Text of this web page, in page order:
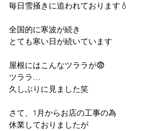
毎日雪掻きに追われております💧
全国的に寒波が続き
とても寒い日が続いています
屋根にはこんなツララが😨
ツララ…
久しぶりに見ました笑
さて、1月からお店の工事の為
休業しておりましたが